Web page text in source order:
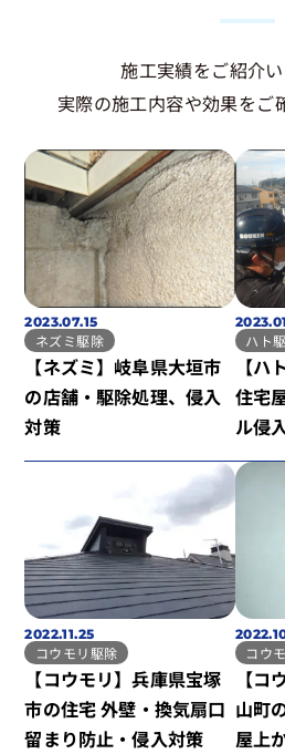
施工実績をご紹介い
実際の施工内容や効果をご
2023.07.15
ネズミ駆除
【ネズミ】岐阜県大垣市
の店舗・駆除処理、侵入
対策
ハト
【ハ
住宅
ル侵
2022.11.25
コウモリ駆除
【コウモリ】兵庫県宝塚
市の住宅 外壁・換気扇口
留まり防止・侵入対策
コウ
【コ
山町
屋上